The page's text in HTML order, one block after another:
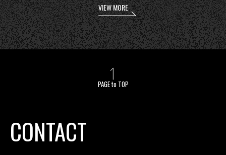
VIEW MORE
PAGE to TOP
CONTACT